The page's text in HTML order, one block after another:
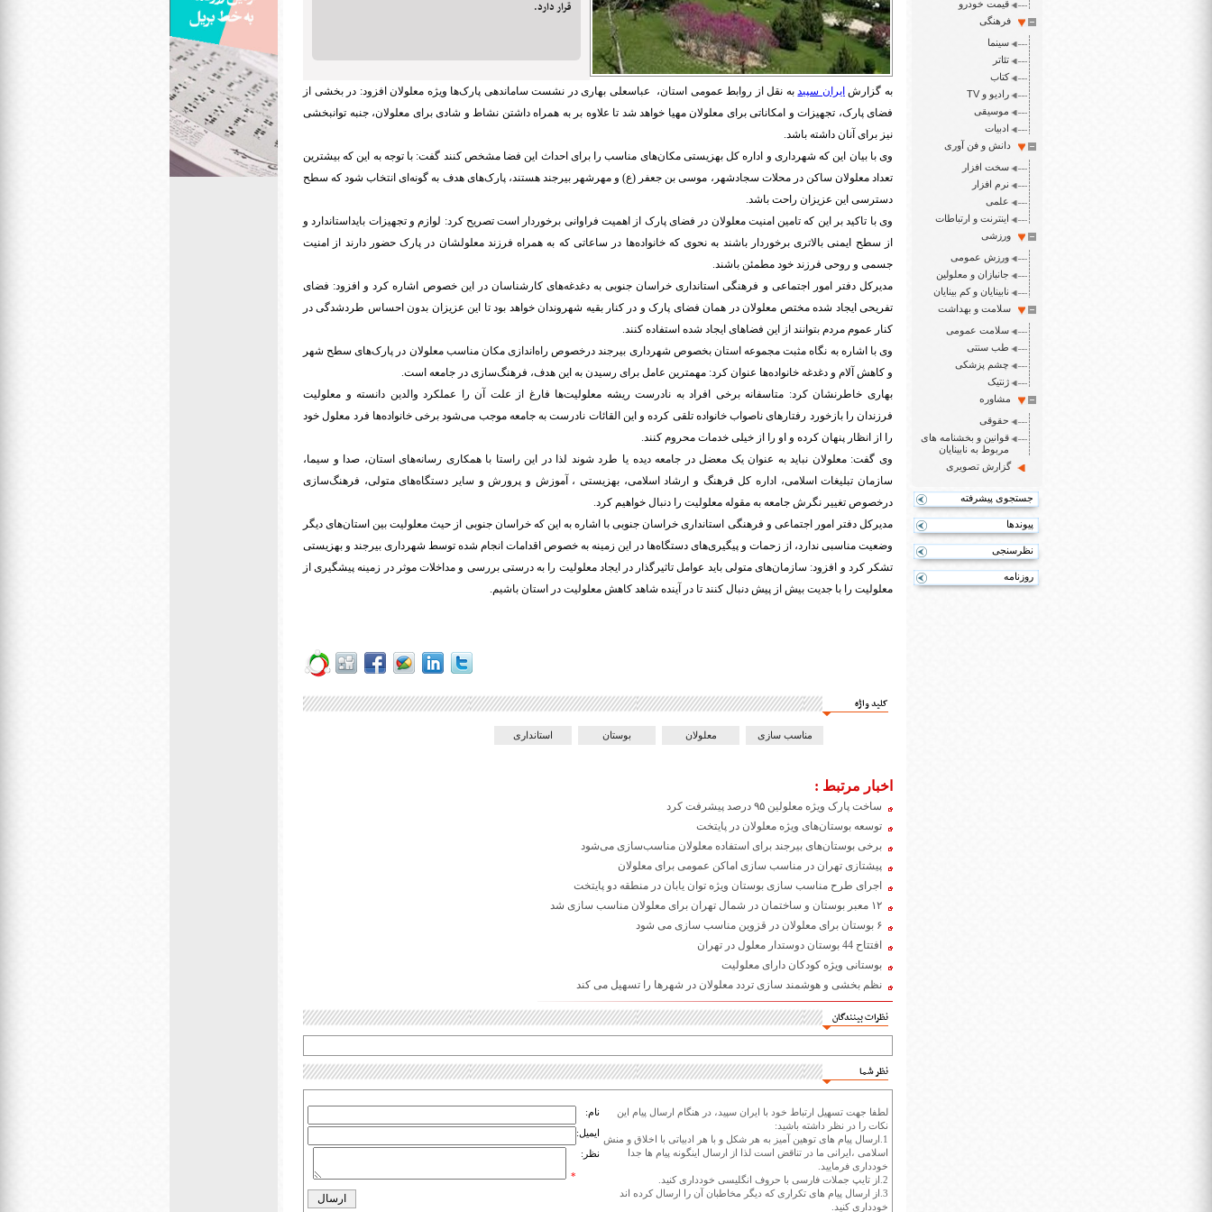
قیمت خودرو
فرهنگی
سینما
تئاتر
کتاب
رادیو و TV
موسیقی
ادبیات
دانش و فن آوری
سخت افزار
نرم افزار
علمی
اینترنت و ارتباطات
ورزشی
ورزش عمومی
جانبازان و معلولین
نابینایان و کم بینایان
سلامت و بهداشت
سلامت عمومی
طب سنتی
چشم پزشکی
ژنتیک
مشاوره
حقوقی
قوانین و بخشنامه های
مربوط به نابینایان
گزارش تصویری
جستجوی پیشرفته
پیوندها
نظرسنجی
روزنامه
قرار دارد.
به گزارش ایران سپیدبه نقل از روابط عمومی استان، عباسعلی بهاری در نشست ساماندهی پارک‌ها ویژه معلولان افزود: در بخشی از
فضای پارک، تجهیزات و امکاناتی برای معلولان مهیا خواهد شد تا علاوه بر به همراه داشتن نشاط و شادی برای معلولان، جنبه توانبخشی
نیز برای آنان داشته باشد.
وی با بیان این که شهرداری و اداره کل بهزیستی مکان‌های مناسب را برای احداث این فضا مشخص کنند گفت: با توجه به این که بیشترین
تعداد معلولان ساکن در محلات سجادشهر، موسی بن جعفر (ع) و مهرشهر بیرجند هستند، پارک‌های هدف به گونه‌ای انتخاب شود که سطح
دسترسی این عزیزان راحت باشد.
وی با تاکید بر این که تامین امنیت معلولان در فضای پارک از اهمیت فراوانی برخوردار است تصریح کرد: لوازم و تجهیزات بایداستاندارد و
از سطح ایمنی بالاتری برخوردار باشند به نحوی که خانواده‌ها در ساعاتی که به همراه فرزند معلولشان در پارک حضور دارند از امنیت
جسمی و روحی فرزند خود مطمئن باشند.
مدیرکل دفتر امور اجتماعی و فرهنگی استانداری خراسان جنوبی به دغدغه‌های کارشناسان در این خصوص اشاره کرد و افزود: فضای
تفریحی ایجاد شده مختص معلولان در همان فضای پارک و در کنار بقیه شهروندان خواهد بود تا این عزیزان بدون احساس طردشدگی در
کنار عموم مردم بتوانند از این فضاهای ایجاد شده استفاده کنند.
وی با اشاره به نگاه مثبت مجموعه استان بخصوص شهرداری بیرجند درخصوص راه‌اندازی مکان مناسب معلولان در پارک‌های سطح شهر
و کاهش آلام و دغدغه خانواده‌ها عنوان کرد: مهمترین عامل برای رسیدن به این هدف، فرهنگ‌سازی در جامعه است.
بهاری خاطرنشان کرد: متاسفانه برخی افراد به نادرست ریشه معلولیت‌ها فارغ از علت آن را عملکرد والدین دانسته و معلولیت
فرزندان را بازخورد رفتارهای ناصواب خانواده تلقی کرده و این القائات نادرست به جامعه موجب می‌شود برخی خانواده‌ها فرد معلول خود
را از انظار پنهان کرده و او را از خیلی خدمات محروم کنند.
وی گفت: معلولان نباید به عنوان یک معضل در جامعه دیده یا طرد شوند لذا در این راستا با همکاری رسانه‌های استان، صدا و سیما،
سازمان تبلیغات اسلامی، اداره کل فرهنگ و ارشاد اسلامی، بهزیستی ، آموزش و پرورش و سایر دستگاه‌های متولی، فرهنگ‌سازی
درخصوص تغییر نگرش جامعه به مقوله معلولیت را دنبال خواهیم کرد.
مدیرکل دفتر امور اجتماعی و فرهنگی استانداری خراسان جنوبی با اشاره به این که خراسان جنوبی از حیث معلولیت بین استان‌های دیگر
وضعیت مناسبی ندارد، از زحمات و پیگیری‌های دستگاه‌ها در این زمینه به خصوص اقدامات انجام شده توسط شهرداری بیرجند و بهزیستی
تشکر کرد و افزود: سازمان‌های متولی باید عوامل تاثیرگذار در ایجاد معلولیت را به درستی بررسی و مداخلات موثر در زمینه پیشگیری از
معلولیت را با جدیت بیش از پیش دنبال کنند تا در آینده شاهد کاهش معلولیت در استان باشیم.
کلید واژه
مناسب سازی معلولان بوستان استانداری
اخبار مرتبط :
ساخت پارک ویژه معلولین ۹۵ درصد پیشرفت کرد
توسعه بوستان‌های ویژه معلولان در پایتخت
برخی بوستان‌های بیرجند برای استفاده معلولان مناسب‌سازی می‌شود
پیشتازی تهران در مناسب سازی اماکن عمومی برای معلولان
اجرای طرح مناسب سازی بوستان ویژه توان یابان در منطقه دو پایتخت
۱۲ معبر بوستان و ساختمان در شمال تهران برای معلولان مناسب سازی شد
۶ بوستان برای معلولان در قزوین مناسب سازی می شود
افتتاح 44 بوستان دوستدار معلول در تهران
بوستانی ویژه کودکان دارای معلولیت
نظم بخشی و هوشمند سازی تردد معلولان در شهرها را تسهیل می کند
نظرات بینندگان
نظر شما
لطفا جهت تسهیل ارتباط خود با ایران سپید، در هنگام ارسال پیام این
نکات را در نظر داشته باشید:
1.ارسال پیام های توهین آمیز به هر شکل و با هر ادبیاتی با اخلاق و منش
اسلامی ،ایرانی ما در تناقض است لذا از ارسال اینگونه پیام ها جدا
خودداری فرمایید.
2.از تایپ جملات فارسی با حروف انگلیسی خودداری کنید.
3.از ارسال پیام های تکراری که دیگر مخاطبان آن را ارسال کرده اند
خودداری کنید.
نام:
ایمیل:
نظر:
*